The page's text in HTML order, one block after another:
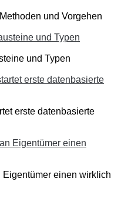
und Vorgehen
und Typen
erste datenbasierte
Eigentümer einen wirklich